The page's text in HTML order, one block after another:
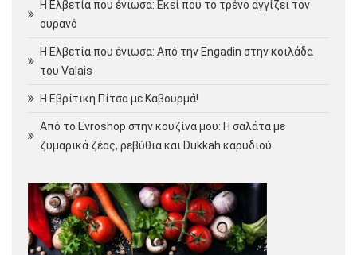
Η Ελβετία που ένιωσα: Εκεί που το τρένο αγγίζει τον
ουρανό
Η Ελβετία που ένιωσα: Από την Engadin στην κοιλάδα
του Valais
Η Εβρίτικη Πίτσα με Καβουρμά!
Από το Evroshop στην κουζίνα μου: Η σαλάτα με
ζυμαρικά ζέας, ρεβύθια και Dukkah καρυδιού